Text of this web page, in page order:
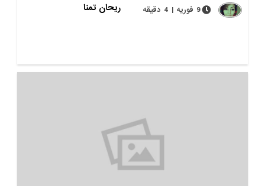
ریحان تمنا
9 فوریه | 4 دقیقه